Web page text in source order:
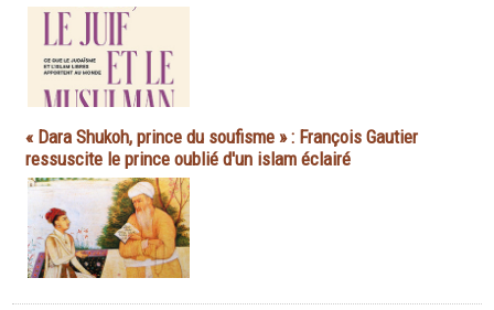
« Dara Shukoh, prince du soufisme » : François Gautier
ressuscite le prince oublié d'un islam éclairé